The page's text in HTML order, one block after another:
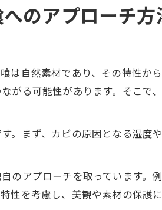
のアプローチ
は自然素材であり、その特性か
がる可能性があります。そこで
。まず、カビの原因となる湿度
のアプローチを取っています。
性を考慮し、美観や素材の保護